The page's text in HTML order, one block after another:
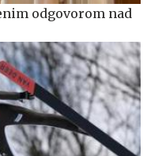
odgovorom nad